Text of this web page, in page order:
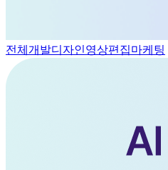
전체 개발디자인영상편집마케팅